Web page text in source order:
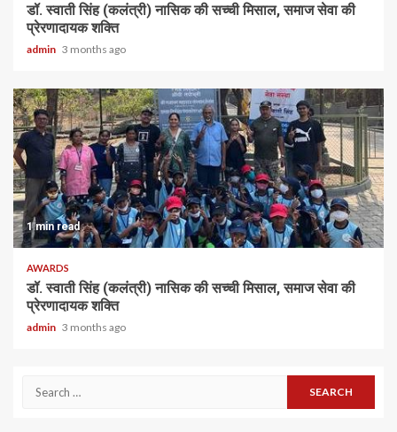
डॉ. स्वाती सिंह (कलंत्री) नासिक की सच्ची मिसाल, समाज सेवा की
प्रेरणादायक शक्ति
admin 3 months ago
1 min read
AWARDS
डॉ. स्वाती सिंह (कलंत्री) नासिक की सच्ची मिसाल, समाज सेवा की
प्रेरणादायक शक्ति
admin 3 months ago
Search